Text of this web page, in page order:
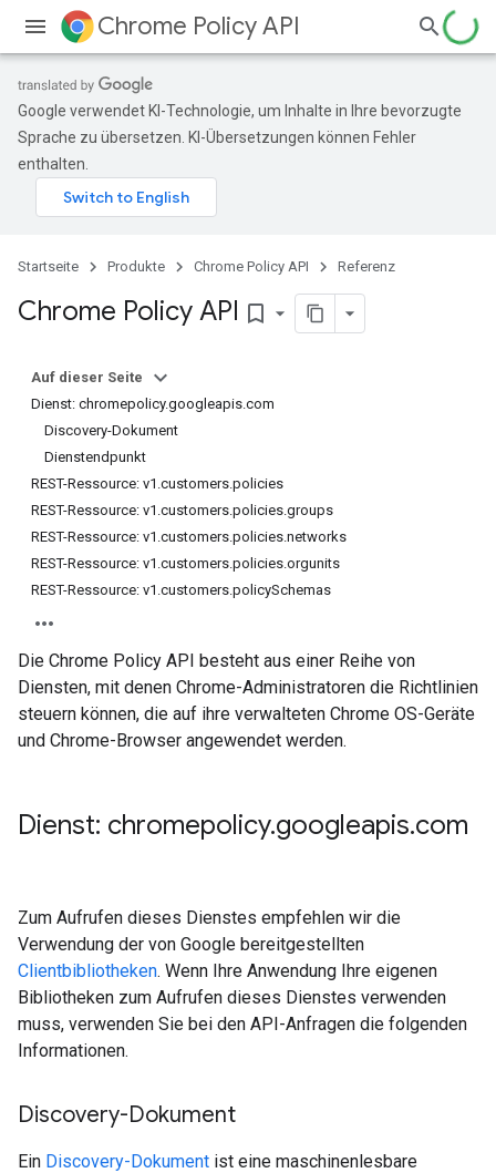
Chrome Policy API
Google verwendet KI-Technologie, um Inhalte in Ihre bevorzugte
Sprache zu übersetzen. KI-Übersetzungen können Fehler
enthalten.
Startseite Produkte Chrome Policy API Referenz
Chrome Policy API bookmark_border
Auf dieser Seite
Dienst: chromepolicy.googleapis.com
Discovery-Dokument
Dienstendpunkt
REST-Ressource: v1.customers.policies
REST-Ressource: v1.customers.policies.groups
REST-Ressource: v1.customers.policies.networks
REST-Ressource: v1.customers.policies.orgunits
REST-Ressource: v1.customers.policySchemas
Die Chrome Policy API besteht aus einer Reihe von
Diensten, mit denen Chrome-Administratoren die Richtlinien
steuern können, die auf ihre verwalteten Chrome OS-Geräte
und Chrome-Browser angewendet werden.
Dienst: chromepolicy.googleapis.com
Zum Aufrufen dieses Dienstes empfehlen wir die
Verwendung der von Google bereitgestellten
Clientbibliotheken. Wenn Ihre Anwendung Ihre eigenen
Bibliotheken zum Aufrufen dieses Dienstes verwenden
muss, verwenden Sie bei den API-Anfragen die folgenden
Informationen.
Discovery-Dokument
Ein Discovery-Dokument ist eine maschinenlesbare